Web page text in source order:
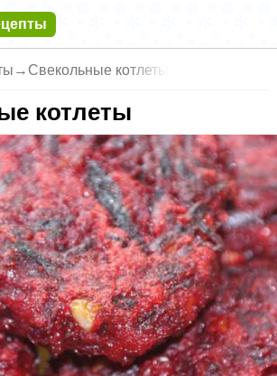
→ Свекольные котлеты
котлеты